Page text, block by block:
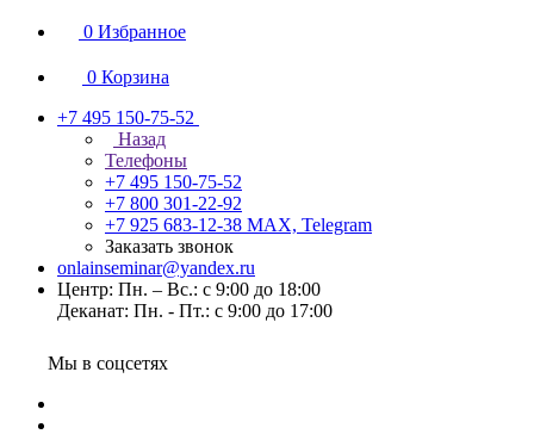
0 Избранное
0 Корзина
+7 495 150-75-52
Назад
Телефоны
+7 495 150-75-52
+7 800 301-22-92
+7 925 683-12-38 MAX, Telegram
Заказать звонок
onlainseminar@yandex.ru
Центр: Пн. – Вс.: с 9:00 до 18:00
Деканат: Пн. - Пт.: с 9:00 до 17:00
Мы в соцсетях